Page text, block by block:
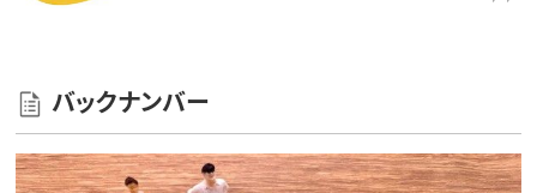
バックナンバー